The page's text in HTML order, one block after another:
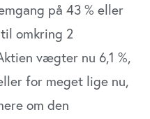
på 43 % eller
omkring 2
vægter nu 6,1 %,
for meget lige nu,
om den